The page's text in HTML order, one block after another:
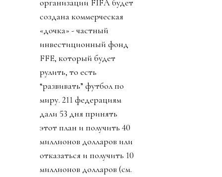
организации FIFA будет
создана коммерческая
«дочка» - частный
инвестиционный фонд
FFE, который будет
рулить, то есть
“развивать” футбол по
миру. 211 федерациям
дали 53 дня принять
этот план и получить 40
миллионов долларов или
отказаться и получить 10
миллионов долларов (см.